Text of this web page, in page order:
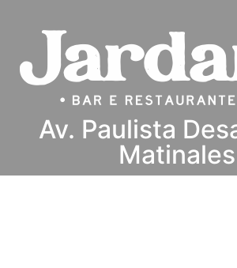
Av. Paulista
Matinales